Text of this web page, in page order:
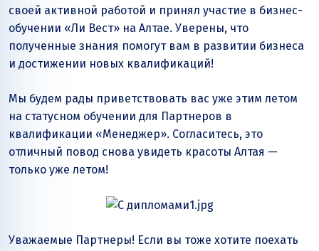
своей активной работой и принял участие в бизнес-
обучении «Ли Вест» на Алтае. Уверены, что
полученные знания помогут вам в развитии бизнеса
и достижении новых квалификаций!
Мы будем рады приветствовать вас уже этим летом
на статусном обучении для Партнеров в
квалификации «Менеджер». Согласитесь, это
отличный повод снова увидеть красоты Алтая —
только уже летом!
Уважаемые Партнеры! Если вы тоже хотите поехать